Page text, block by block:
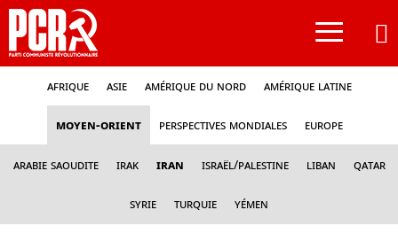
≡
Afrique Asie Amérique du nord Amérique latine
Moyen-Orient Perspectives mondiales Europe
Arabie Saoudite Irak Iran Israël/Palestine Liban Qatar
Syrie Turquie Yémen